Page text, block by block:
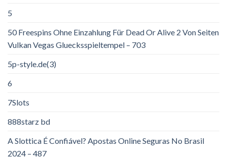
5
50 Freespins Ohne Einzahlung Für Dead Or Alive 2 Von Seiten
Vulkan Vegas Gluecksspieltempel – 703
5p-style.de(3)
6
7Slots
888starz bd
A Slottica É Confiável? Apostas Online Seguras No Brasil
2024 – 487